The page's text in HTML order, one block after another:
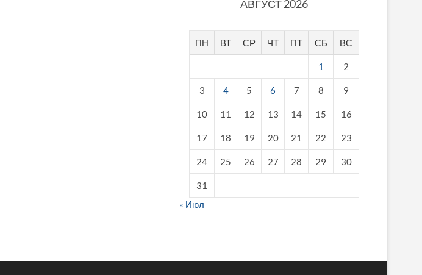
АВГУСТ 2026
ПН ВТ СР ЧТ ПТ СБ ВС
1 2
3 4 5 6 7 8 9
10 11 12 13 14 15 16
17 18 19 20 21 22 23
24 25 26 27 28 29 30
31
« Июл